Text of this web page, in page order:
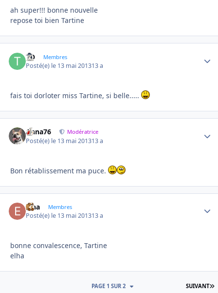
ah super!!! bonne nouvelle
repose toi bien Tartine
TO Membres
Posté(e) le 13 mai 201313 a
fais toi dorloter miss Tartine, si belle.....
Anna76 Modératrice
Posté(e) le 13 mai 201313 a
Bon rétablissement ma puce.
elha Membres
Posté(e) le 13 mai 201313 a
bonne convalescence, Tartine
elha
SUIVANT
PAGE 1 SUR 2